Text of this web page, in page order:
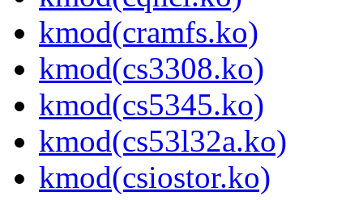
kmod(cramfs.ko)
kmod(cs3308.ko)
kmod(cs5345.ko)
kmod(cs53l32a.ko)
kmod(csiostor.ko)